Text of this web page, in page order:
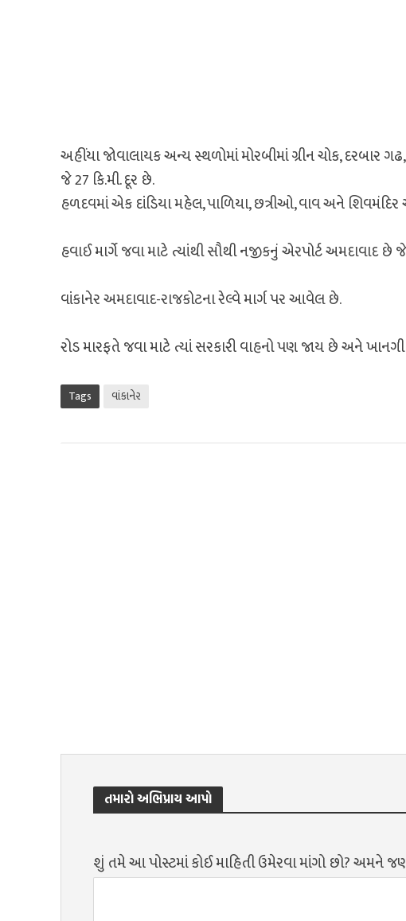
અહીંયા જોવાલાયક અન્ય સ્થળોમાં મોરબીમાં ગ્રીન ચોક,
જે 27 કિ.મી. દૂર છે.
હળદવમાં એક દાંડિયા મહેલ, પાળિયા, છત્રીઓ, વાવ અને
હવાઈ માર્ગે જવા માટે ત્યાંથી સૌથી નજીકનું એરપોર્ટ અમદાવાદ
વાંકાનેર અમદાવાદ-રાજકોટના રેલ્વે માર્ગ પર આવેલ છે.
રોડ મારફતે જવા માટે ત્યાં સરકારી વાહનો પણ જાય છે અને
Tags વાંકાનેર
તમારો અભિપ્રાય આપો
શું તમે આ પોસ્ટમાં કોઈ માહિતી ઉમેરવા માંગો છો? અમને